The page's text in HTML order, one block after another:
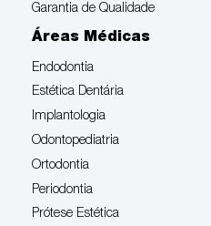
Garantia de Qualidade
Áreas Médicas
Endodontia
Estética Dentária
Implantologia
Odontopediatria
Ortodontia
Periodontia
Prótese Estética